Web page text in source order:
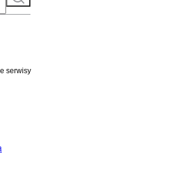
karcie
się w nowej karcie
serwisy